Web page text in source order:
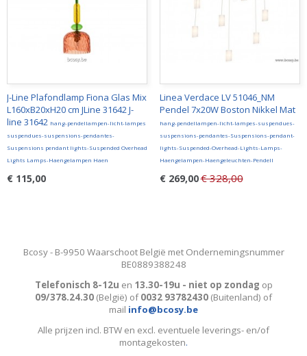
J-Line Plafondlamp Fiona Glas Mix
L160xB20xH20 cm JLine 31642 J-
line 31642 hang-pendellampen-licht-lampes
suspendues-suspensions-pendantes-
Suspensions pendant lights-Suspended Overhead
Lights Lamps-Haengelampen Haen
€ 115,00
Linea Verdace LV 51046_NM
Pendel 7x20W Boston Nikkel Mat
hang-pendellampen-licht-lampes-suspendues-
suspensions-pendantes-Suspensions-pendant-
lights-Suspended-Overhead-Lights-Lamps-
Haengelampen-Haengeleuchten-Pendell
€ 269,00€ 328,00
Bcosy - B-9950 Waarschoot België met Ondernemingsnummer
BE0889388248
Telefonisch 8-12u en 13.30-19u - niet op zondag op
09/378.24.30 (België) of0032 93782430 (Buitenland) of
mail info@bcosy.be
Alle prijzen incl. BTW en excl. eventuele leverings- en/of
montagekosten.